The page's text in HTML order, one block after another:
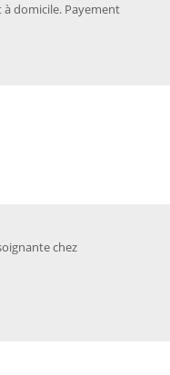
à domicile. Payement
chez